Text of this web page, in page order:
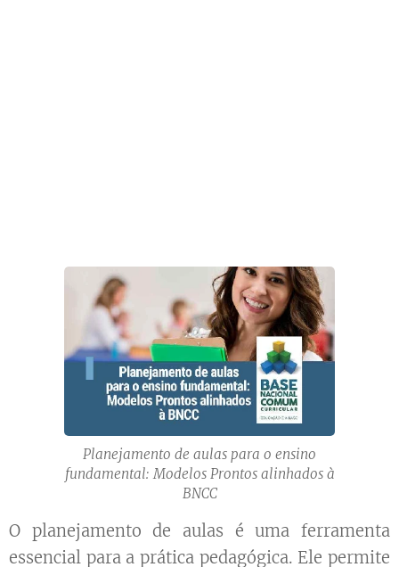
Planejamento de aulas para o ensino
fundamental: Modelos Prontos alinhados à
BNCC
O planejamento de aulas é uma ferramenta
essencial para a prática pedagógica. Ele permite